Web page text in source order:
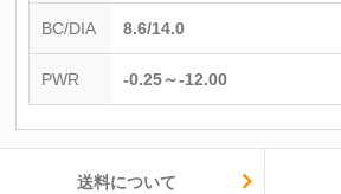
BC/DIA 8.6/14.0
PWR -0.25～-12.00
送料について